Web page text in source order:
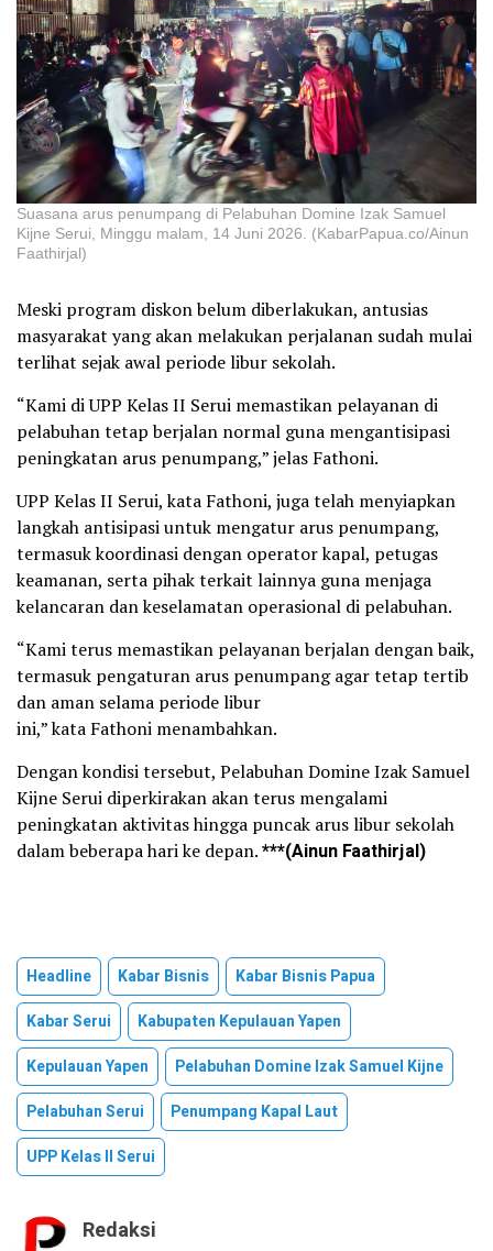
Suasana arus penumpang di Pelabuhan Domine Izak Samuel
Kijne Serui, Minggu malam, 14 Juni 2026. (KabarPapua.co/Ainun
Faathirjal)
Meski program diskon belum diberlakukan, antusias
masyarakat yang akan melakukan perjalanan sudah mulai
terlihat sejak awal periode libur sekolah.
“Kami di UPP Kelas II Serui memastikan pelayanan di
pelabuhan tetap berjalan normal guna mengantisipasi
peningkatan arus penumpang,” jelas Fathoni.
UPP Kelas II Serui, kata Fathoni, juga telah menyiapkan
langkah antisipasi untuk mengatur arus penumpang,
termasuk koordinasi dengan operator kapal, petugas
keamanan, serta pihak terkait lainnya guna menjaga
kelancaran dan keselamatan operasional di pelabuhan.
“Kami terus memastikan pelayanan berjalan dengan baik,
termasuk pengaturan arus penumpang agar tetap tertib
dan aman selama periode libur
ini,” kata Fathoni menambahkan.
Dengan kondisi tersebut, Pelabuhan Domine Izak Samuel
Kijne Serui diperkirakan akan terus mengalami
peningkatan aktivitas hingga puncak arus libur sekolah
dalam beberapa hari ke depan.***(Ainun Faathirjal)
Headline Kabar Bisnis
Kabar Bisnis Papua
Kabar Serui
Kabupaten Kepulauan Yapen
Kepulauan Yapen
Pelabuhan Domine Izak Samuel Kijne
Pelabuhan Serui
Penumpang Kapal Laut
UPP Kelas II Serui
Redaksi